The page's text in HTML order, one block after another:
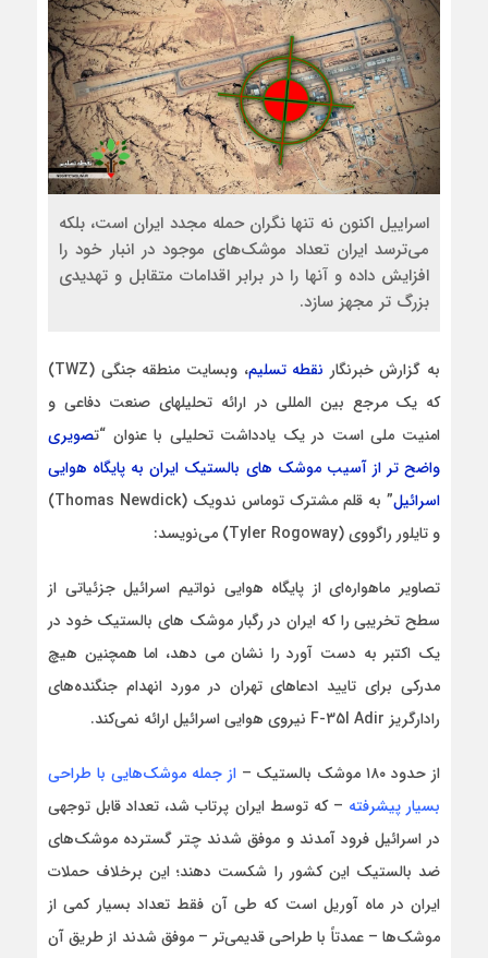
اسراییل اکنون نه تنها نگران حمله مجدد ایران است، بلکه
می‌ترسد ایران تعداد موشک‌های موجود در انبار خود را
افزایش داده و آنها را در برابر اقدامات متقابل و تهدیدی
بزرگ تر مجهز سازد.
به گزارش خبرنگار نقطه تسلیم
، وبسایت منطقه جنگی (TWZ)
که یک مرجع بین المللی در ارائه تحلیلهای صنعت دفاعی و
امنیت ملی است در یک یادداشت تحلیلی با عنوان “تصویری
واضح تر از آسیب موشک های بالستیک ایران به پایگاه هوایی
اسرائیل
” به قلم مشترک توماس ندویک (Thomas Newdick)
و تایلور راگووی (Tyler Rogoway) می‌نویسد:
تصاویر ماهواره‌ای از پایگاه هوایی نواتیم اسرائیل جزئیاتی از
سطح تخریبی را که ایران در رگبار موشک های بالستیک خود در
یک اکتبر به دست آورد را نشان می دهد، اما همچنین هیچ
مدرکی برای تایید ادعاهای تهران در مورد انهدام جنگنده‌های
رادارگریز F-35I Adir نیروی هوایی اسرائیل ارائه نمی‌کند.
از حدود ۱۸۰ موشک بالستیک –
از جمله موشک‌هایی با طراحی
بسیار پیشرفته – که توسط ایران پرتاب شد، تعداد قابل توجهی
در اسرائیل فرود آمدند و موفق شدند چتر گسترده موشک‌های
ضد بالستیک این کشور را شکست دهند؛ این برخلاف حملات
ایران در ماه آوریل است که طی آن فقط تعداد بسیار کمی از
موشک‌ها – عمدتاً با طراحی قدیمی‌تر – موفق شدند از طریق آن